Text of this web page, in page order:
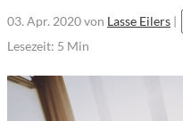
03. Apr. 2020von Lasse Eilers |
Lesezeit: 5 Min